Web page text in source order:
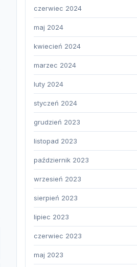
czerwiec 2024
maj 2024
kwiecień 2024
marzec 2024
luty 2024
styczeń 2024
grudzień 2023
listopad 2023
październik 2023
wrzesień 2023
sierpień 2023
lipiec 2023
czerwiec 2023
maj 2023